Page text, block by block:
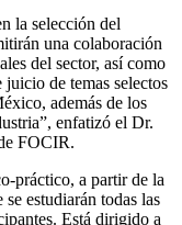
la selección del
una colaboración
del sector, así como
de temas selectos
además de los
enfatizó el Dr.
FOCIR.
práctico, a partir de la
se estudiarán todas las
Está dirigido a